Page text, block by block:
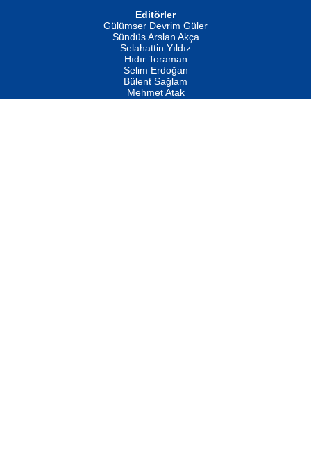
İSMAİL OKUTAN
Erkeklerin Kahrolması Ne Demektir
Evvel Zaman Tanrıçası...
Editörler
Gülümser Devrim Güler
Sündüs Arslan Akça
Selahattin Yıldız
Hıdır Toraman
Selim Erdoğan
Bülent Sağlam
Mehmet Atak